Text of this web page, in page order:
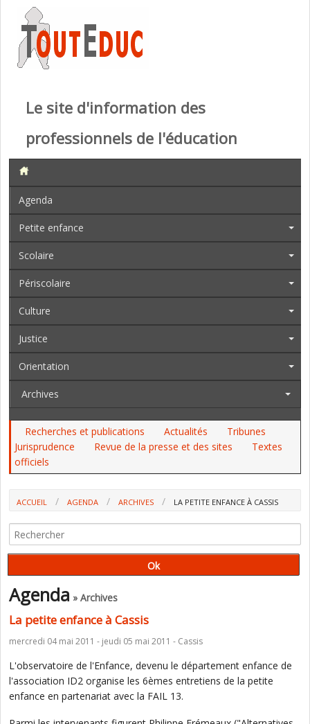
Le site d'information des
professionnels de l'éducation
Agenda
Petite enfance
Scolaire
Périscolaire
Culture
Justice
Orientation
Archives
Recherches et publications Actualités
Tribunes
Jurisprudence
Revue de la presse et des sites
Textes
officiels
ACCUEIL AGENDA ARCHIVES LA PETITE ENFANCE À CASSIS
Agenda » Archives
La petite enfance à Cassis
mercredi 04 mai 2011 - jeudi 05 mai 2011 - Cassis
L'observatoire de l'Enfance, devenu le département enfance de
l'association ID2 organise les 6èmes entretiens de la petite
enfance en partenariat avec la FAIL 13.